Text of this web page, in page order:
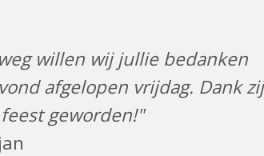
willen wij jullie bedanken
afgelopen vrijdag. Dank zij
geworden!"